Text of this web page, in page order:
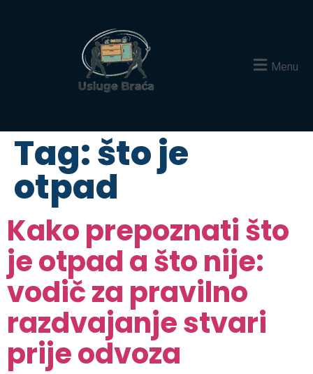
Menu
Tag:što je
otpad
Kako prepoznati što
je otpad a što nije:
vodič za pravilno
razdvajanje stvari
prije odvoza